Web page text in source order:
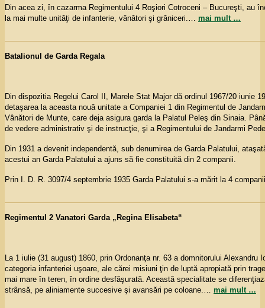
Din acea zi, în cazarma Regimentului 4 Roşiori Cotroceni – Bucureşti, au
la mai multe unităţi de infanterie, vânători şi grăniceri mai mult …
Batalionul de Garda Regala
Din dispozitia Regelui Carol II, Marele Stat Major dă ordinul 1967/20 iunie
detaşarea la aceasta nouă unitate a Companiei 1 din Regimentul de
Vânători de Munte, care deja asigura garda la Palatul Peleş din Sinaia.
de vedere administrativ şi de instrucţie, şi a Regimentului de Jandarmi
Din 1931 a devenit independentă, sub denumirea de Garda Palatului,
acestui an Garda Palatului a ajuns să fie constituită din 2 companii.
Prin I. D. R. 3097/4 septembrie 1935 Garda Palatului s-a mărit la 4
Regimentul 2 Vanatori Garda „Regina Elisabeta“
La 1 iulie (31 august) 1860, prin Ordonanţa nr. 63 a domnitorului
categoria infanteriei uşoare, ale cărei misiuni ţin de luptă apropiată prin
mai mare în teren, în ordine desfăşurată. Această specialitate se
strânsă, pe aliniamente succesive şi avansări pe coloane.
mai mult …